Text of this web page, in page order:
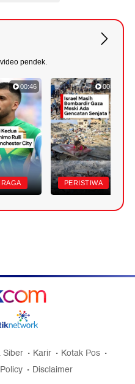
pendek.
00:46 00:56
PERISTIWA
Siber Karir
Kotak Pos
Disclaimer